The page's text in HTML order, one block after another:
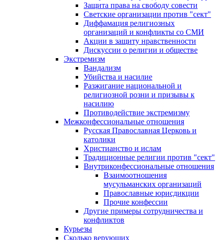
Защита права на свободу совести
Светские организации против "сект"
Диффамация религиозных
организаций и конфликты со СМИ
Акции в защиту нравственности
Дискуссии о религии и обществе
Экстремизм
Вандализм
Убийства и насилие
Разжигание национальной и
религиозной розни и призывы к
насилию
Противодействие экстремизму
Межконфессиональные отношения
Русская Православная Церковь и
католики
Христианство и ислам
Традиционные религии против "сект"
Внутриконфессиональные отношения
Взаимоотношения
мусульманских организаций
Православные юрисдикции
Прочие конфессии
Другие примеры сотрудничества и
конфликтов
Курьезы
Сколько верующих